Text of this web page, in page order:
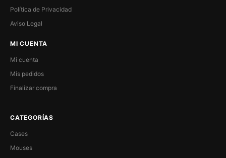
Política de Privacidad
Aviso Legal
MI CUENTA
Mi cuenta
Mis pedidos
Finalizar compra
CATEGORÍAS
Cases
Mouses